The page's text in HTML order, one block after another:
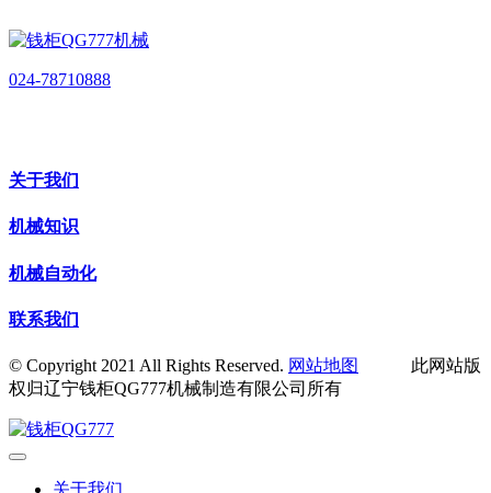
024-78710888
关于我们
机械知识
机械自动化
联系我们
© Copyright 2021 All Rights Reserved. 网站地图
此网站版
权归辽宁钱柜QG777机械制造有限公司所有
关于我们